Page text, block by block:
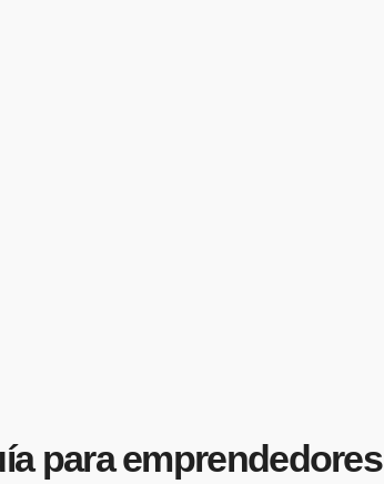
para emprendedores